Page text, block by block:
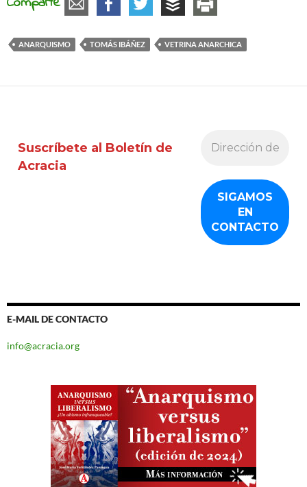
ANARQUISMO TOMÁS IBÁÑEZ VETRINA ANARCHICA
Suscríbete al Boletín de
Acracia
E-MAIL DE CONTACTO
info@acracia.org